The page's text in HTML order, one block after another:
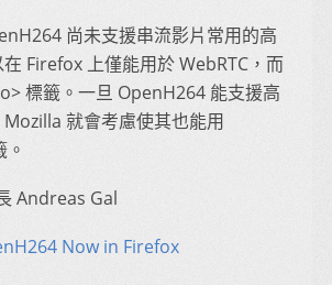
尚未支援串流影片常用的高
Firefox 上僅能用於 WebRTC，而
標籤。一旦 OpenH264 能支援高
就會考慮使其也能用
Andreas Gal
Now in Firefox